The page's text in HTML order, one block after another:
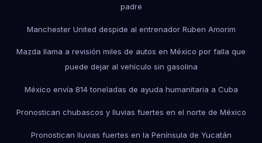
padre
Manchester United despide al entrenador Ruben Amorim
Mazda llama a revisión miles de autos en México por falla que
puede dejar al vehículo sin gasolina
México envía 814 toneladas de ayuda humanitaria a Cuba
Pronostican chubascos y lluvias fuertes en el norte de México
Pronostican lluvias fuertes en la Península de Yucatán